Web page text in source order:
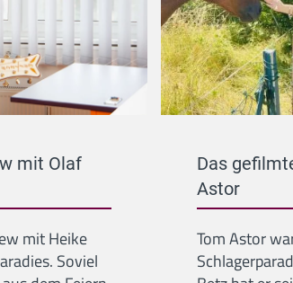
mit Olaf
mit Heike
Soviel
Das
Astor
Tom Astor